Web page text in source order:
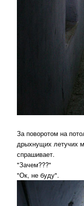
За поворотом на
дрыхнущих летучих
спрашивает.
"Зачем???"
"Ок, не буду".